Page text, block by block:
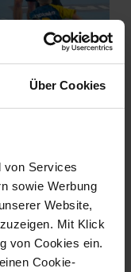
Über Cookies
von Services
sowie Werbung
Website,
Mit Klick
von Cookies ein.
Cookie-